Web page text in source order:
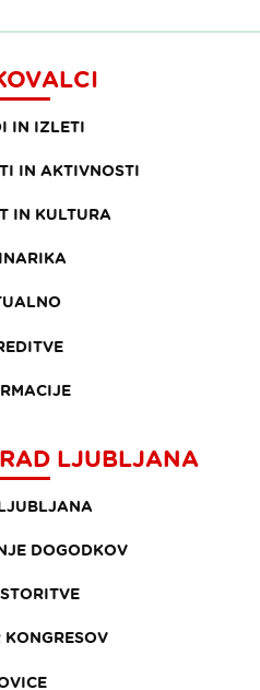
IN IZLETI
IN AKTIVNOSTI
IN KULTURA
LJUBLJANA
DOGODKOV
KONGRESOV